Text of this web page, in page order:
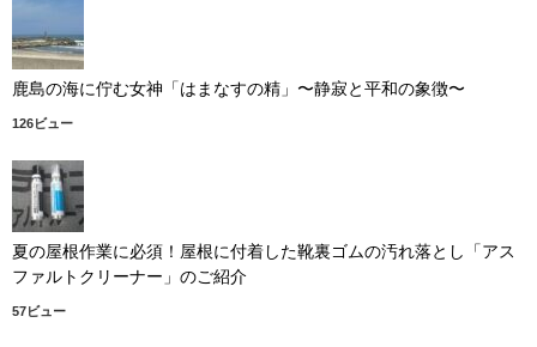
鹿島の海に佇む女神「はまなすの精」〜静寂と平和の象徴〜
126ビュー
夏の屋根作業に必須！屋根に付着した靴裏ゴムの汚れ落とし「アス
ファルトクリーナー」のご紹介
57ビュー